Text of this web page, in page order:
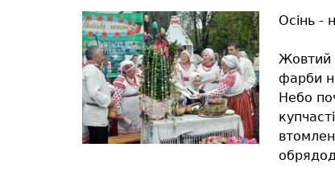
Осінь -
Жовтий
фарби
Небо